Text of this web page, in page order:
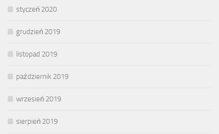
styczeń 2020
grudzień 2019
listopad 2019
październik 2019
wrzesień 2019
sierpień 2019